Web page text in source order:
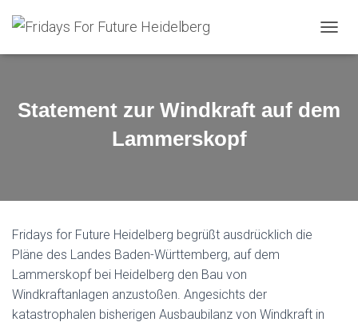
A
A
Statement zur Windkraft auf dem
Lammerskopf
Fridays for Future Heidelberg begrüßt ausdrücklich die
Pläne des Landes Baden-Württemberg, auf dem
Lammerskopf bei Heidelberg den Bau von
Windkraftanlagen anzustoßen. Angesichts der
katastrophalen bisherigen Ausbaubilanz von Windkraft in